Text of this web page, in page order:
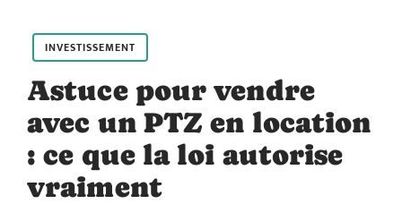
INVESTISSEMENT
Astuce pour vendre
avec un PTZ en location
: ce que la loi autorise
vraiment